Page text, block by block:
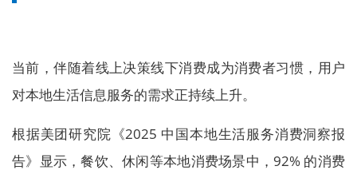
当前，伴随着线上决策线下消费成为消费者习惯，用户
对本地生活信息服务的需求正持续上升。
根据美团研究院《2025 中国本地生活服务消费洞察报
告》显示，餐饮、休闲等本地消费场景中，92% 的消费